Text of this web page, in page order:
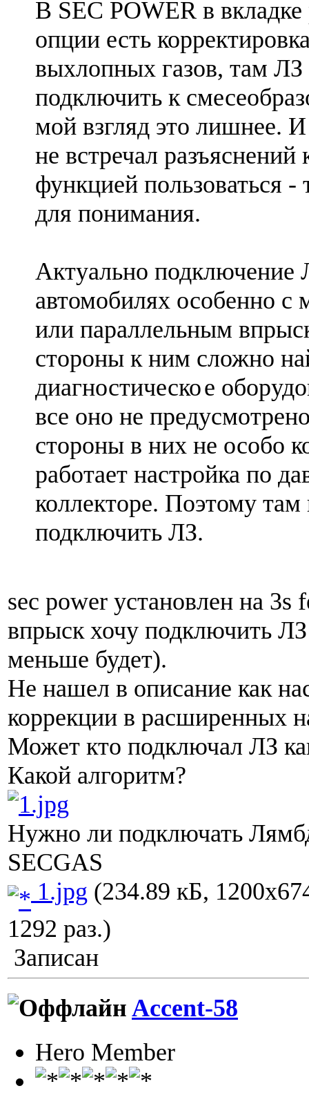
В SEC POWER в
опции есть
выхлопных газов, там
подключить к
мой взгляд это лишнее.
не встречал разъяснений
функцией пользоваться -
для понимания.
Актуально подключение
автомобилях особенно с
или параллельным
стороны к ним сложно
диагностическое
все оно не
стороны в них не особо
работает настройка по
коллекторе. Поэтому там
подключить ЛЗ.
sec power установлен на 3s
впрыск хочу подключить
меньше будет).
Не нашел в описание как
коррекции в расширенных
Может кто подключал ЛЗ
Какой алгоритм?
Нужно ли подключать
SECGAS
1.jpg (234.89 кБ,
1292 раз.)
Записан
Accent-58
Hero Member